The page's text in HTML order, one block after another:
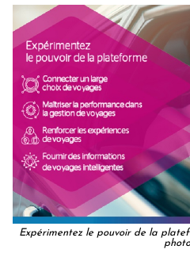
Expérimentez le pouvoir de la
photo